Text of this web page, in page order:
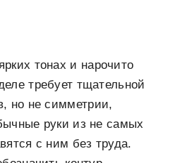
тонах и нарочито
требует тщательной
но не симметрии,
руки из не самых
с ним без труда.